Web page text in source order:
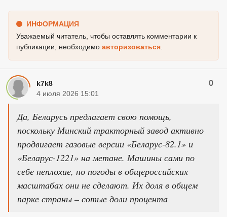
ИНФОРМАЦИЯ
Уважаемый читатель, чтобы оставлять комментарии к
публикации, необходимо авторизоваться
k7k8 0
4 июля 2026 15:01
Да, Беларусь предлагает свою помощь,
поскольку Минский тракторный завод активно
продвигает газовые версии «Беларус-82.1» и
«Беларус-1221» на метане. Машины сами по
себе неплохие, но погоды в общероссийских
масштабах они не сделают. Их доля в общем
парке страны – сотые доли процента